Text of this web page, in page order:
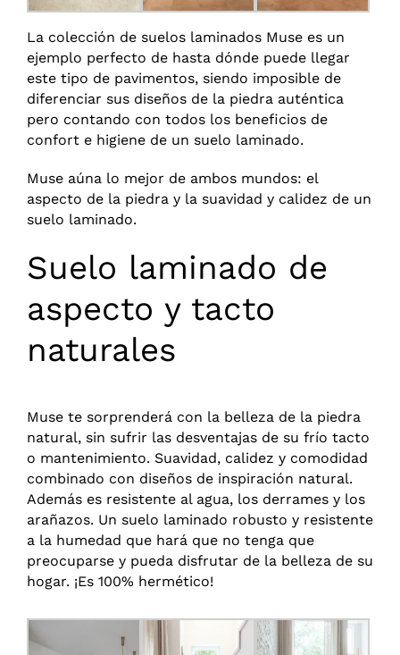
La colección de suelos laminados Muse es un
ejemplo perfecto de hasta dónde puede llegar
este tipo de pavimentos, siendo imposible de
diferenciar sus diseños de la piedra auténtica
pero contando con todos los beneficios de
confort e higiene de un suelo laminado.
Muse aúna lo mejor de ambos mundos: el
aspecto de la piedra y la suavidad y calidez de un
suelo laminado.
Suelo laminado de
aspecto y tacto
naturales
Muse te sorprenderá con la belleza de la piedra
natural, sin sufrir las desventajas de su frío tacto
o mantenimiento. Suavidad, calidez y comodidad
combinado con diseños de inspiración natural.
Además es resistente al agua, los derrames y los
arañazos. Un suelo laminado robusto y resistente
a la humedad que hará que no tenga que
preocuparse y pueda disfrutar de la belleza de su
hogar. ¡Es 100% hermético!